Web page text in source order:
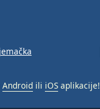
Android ili iOS aplikacije!